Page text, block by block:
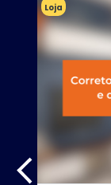
Loja